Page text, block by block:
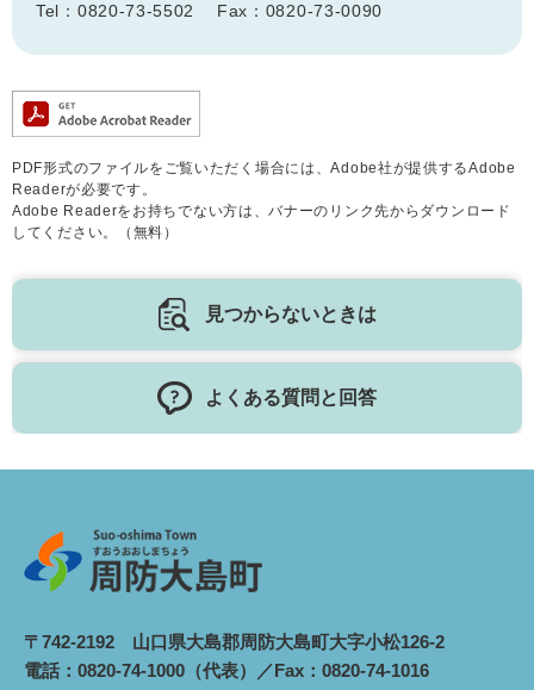
Tel：0820-73-5502
Fax：0820-73-0090
PDF形式のファイルをご覧いただく場合には、Adobe社が提供するAdobe
Readerが必要です。
Adobe Readerをお持ちでない方は、バナーのリンク先からダウンロード
してください。（無料）
見つからないときは
よくある質問と回答
〒742-2192 山口県大島郡周防大島町大字小松126-2
電話：0820-74-1000（代表）／Fax：0820-74-1016